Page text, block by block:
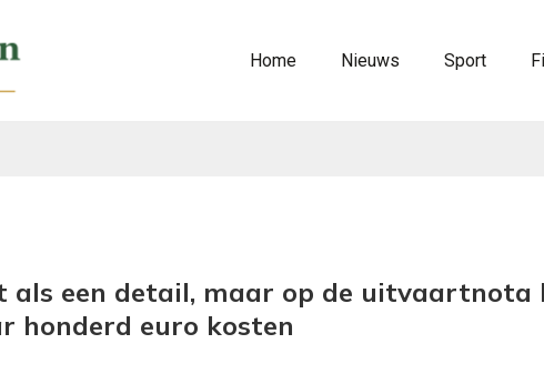
Home Nieuws Sport
als een detail, maar op de uitvaartnota
honderd euro kosten